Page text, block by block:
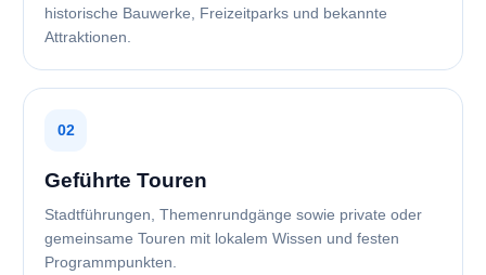
historische Bauwerke, Freizeitparks und bekannte
Attraktionen.
02
Geführte Touren
Stadtführungen, Themenrundgänge sowie private oder
gemeinsame Touren mit lokalem Wissen und festen
Programmpunkten.